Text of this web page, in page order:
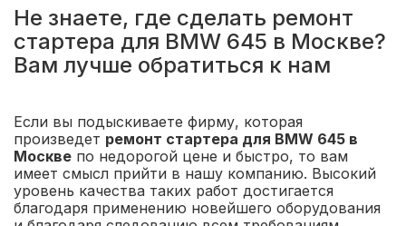
Не знаете, где сделать ремонт
стартера для BMW 645 в Москве?
Вам лучше обратиться к нам
Если вы подыскиваете фирму, которая
произведет ремонт стартера для BMW 645 в
Москве по недорогой цене и быстро, то вам
имеет смысл прийти в нашу компанию. Высокий
уровень качества таких работ достигается
благодаря применению новейшего оборудования